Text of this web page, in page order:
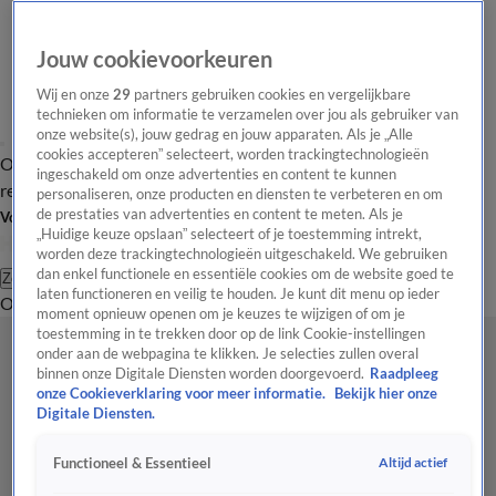
Overzicht Laatste nieuws Regionieuws Het beste van Hart
Tip de
redactie
Volg Hart van Nederland
Zoeken
OverzichtRegioUitzendingenWeerTip de redactiePanelVideo's
Jouw cookievoorkeuren
Wij en onze29 partners gebruiken cookies en vergelijkbare
technieken om informatie te verzamelen over jou als gebruiker van
onze website(s), jouw gedrag en jouw apparaten. Als je „Alle
cookies accepteren” selecteert, worden trackingtechnologieën
ingeschakeld om onze advertenties en content te kunnen
personaliseren, onze producten en diensten te verbeteren en om
de prestaties van advertenties en content te meten. Als je
„Huidige keuze opslaan” selecteert of je toestemming intrekt,
worden deze trackingtechnologieën uitgeschakeld. We gebruiken
dan enkel functionele en essentiële cookies om de website goed te
laten functioneren en veilig te houden. Je kunt dit menu op ieder
moment opnieuw openen om je keuzes te wijzigen of om je
toestemming in te trekken door op de link Cookie-instellingen
onder aan de webpagina te klikken. Je selecties zullen overal
binnen onze Digitale Diensten worden doorgevoerd. Raadpleeg
onze Cookieverklaring voor meer informatie.
Bekijk hier onze
Digitale Diensten.
Functioneel & Essentieel Altijd actief